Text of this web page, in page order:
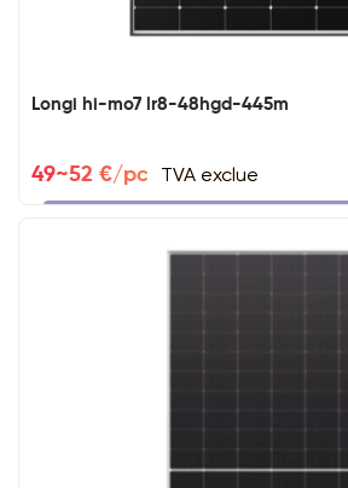
Longi hi-mo7 lr8-48hgd-445m
49~52 €/pc TVA exclue